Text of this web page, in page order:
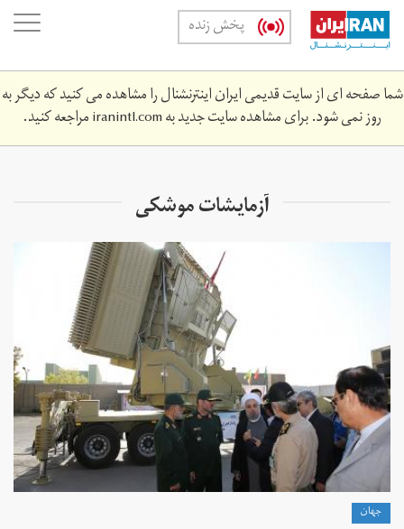
Skip
main
content
پخش زنده
شما صفحه ای از سایت قدیمی ایران اینترنشنال را مشاهده می کنید که دیگر به
روز نمی شود. برای مشاهده سایت جدید بهiranintl.comمراجعه کنید.
آزمایشات موشکی
جهان